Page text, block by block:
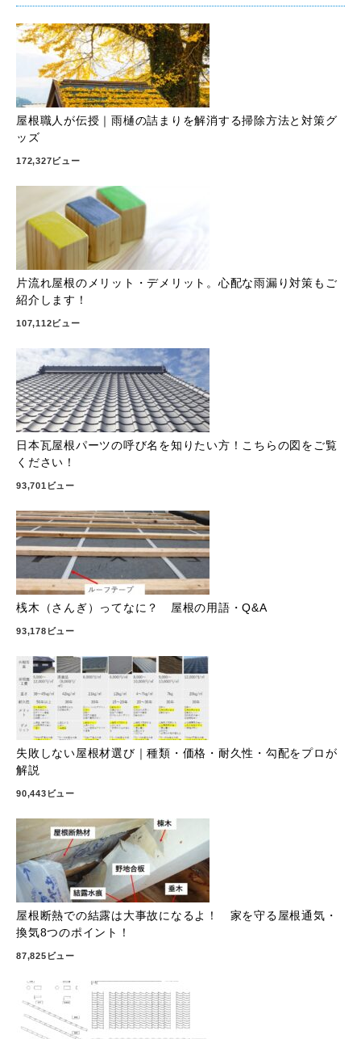
屋根職人が伝授｜雨樋の詰まりを解消する掃除方法と対策グ
ッズ
172,327ビュー
片流れ屋根のメリット・デメリット。心配な雨漏り対策もご
紹介します！
107,112ビュー
日本瓦屋根パーツの呼び名を知りたい方！こちらの図をご覧
ください！
93,701ビュー
桟木（さんぎ）ってなに？ 屋根の用語・Q&A
93,178ビュー
失敗しない屋根材選び｜種類・価格・耐久性・勾配をプロが
解説
90,443ビュー
屋根断熱での結露は大事故になるよ！ 家を守る屋根通気・
換気8つのポイント！
87,825ビュー